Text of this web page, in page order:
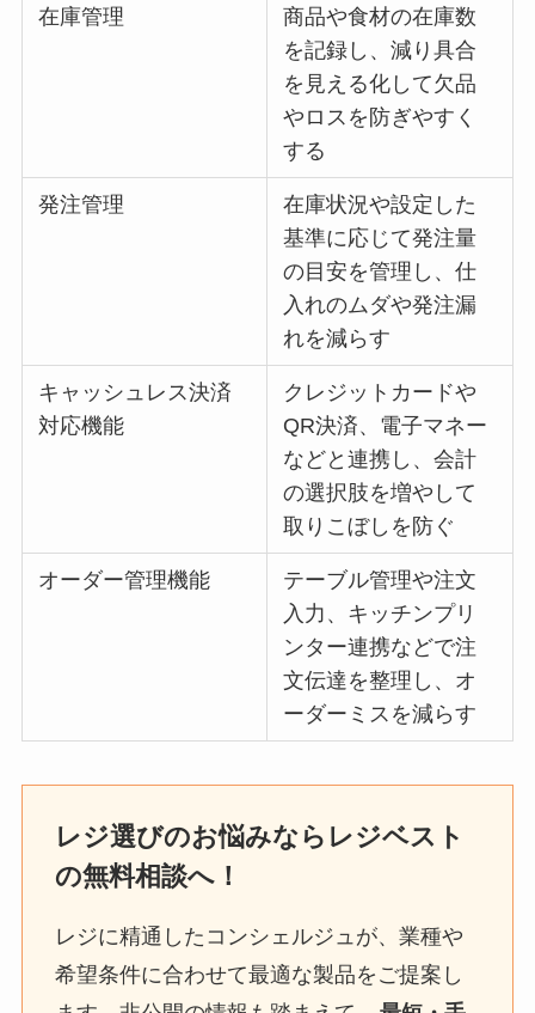
在庫管理
商品や食材の在庫数
を記録し、減り具合
を見える化して欠品
やロスを防ぎやすく
する
発注管理
在庫状況や設定した
基準に応じて発注量
の目安を管理し、仕
入れのムダや発注漏
れを減らす
キャッシュレス決済
対応機能
クレジットカードや
QR決済、電子マネー
などと連携し、会計
の選択肢を増やして
取りこぼしを防ぐ
オーダー管理機能
テーブル管理や注文
入力、キッチンプリ
ンター連携などで注
文伝達を整理し、オ
ーダーミスを減らす
レジ選びのお悩みならレジベスト
の無料相談へ！
レジに精通したコンシェルジュが、業種や
希望条件に合わせて最適な製品をご提案し